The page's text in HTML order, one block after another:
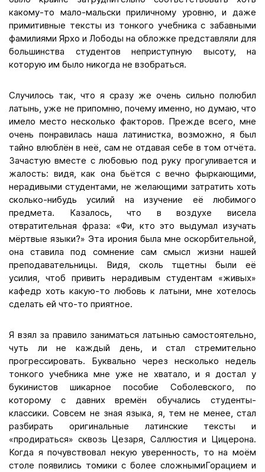
какому-то мало-мальски приличному уровню, и даже
примитивные тексты из тонкого учебника с забавными
фамилиями Ярхо и Лободы на обложке представляли для
большинства студентов неприступную высоту, на
которую им было никогда не взобраться.
Случилось так, что я сразу же очень сильно полюбил
латынь, уже не припомню, почему именно, но думаю, что
имело место несколько факторов. Прежде всего, мне
очень понравилась наша латинистка, возможно, я был
тайно влюблён в неё, сам не отдавая себе в том отчёта.
Зачастую вместе с любовью под руку прогуливается и
жалость: видя, как она бьётся с вечно фыркающими,
нерадивыми студентами, не желающими затратить хоть
сколько-нибудь усилий на изучение её любимого
предмета. Казалось, что в воздухе висела
отвратительная фраза: «Фи, кто это выдумал изучать
мёртвые языки?» Эта ирония была мне оскорбительной,
она ставила под сомнение сам смысл жизни нашей
преподавательницы. Видя, сколь тщетны были её
усилия, чтоб привить нерадивым студентам «живых»
кафедр хоть какую-то любовь к латыни, мне хотелось
сделать ей что-то приятное.
Я взял за правило заниматься латынью самостоятельно,
чуть ли не каждый день, и стал стремительно
прогрессировать. Буквально через несколько недель
тонкого учебника мне уже не хватало, и я достал у
букинистов шикарное пособие Соболевского, по
которому с давних времён обучались студенты-
классики. Совсем не зная языка, я, тем не менее, стал
разбирать оригинальные латинские тексты и
«продираться» сквозь Цезаря, Саллюстия и Цицерона.
Когда я почувствовал некую уверенность, то на моём
столе появились томики с более сложнымиГорацием и